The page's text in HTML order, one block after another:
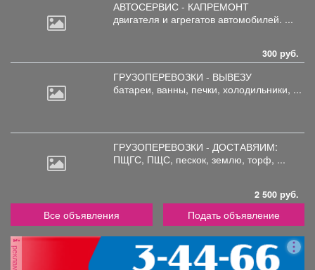
АВТОСЕРВИС - КАПРЕМОНТ
двигателя и агрегатов автомобилей. ...
300 руб.
ГРУЗОПЕРЕВОЗКИ - ВЫВЕЗУ
батареи, ванны, печки, холодильники, ...
ГРУЗОПЕРЕВОЗКИ - ДОСТАВЯИМ:
ПЩГС, ПЩС, пескок, землю, торф, ...
2 500 руб.
Все объявления Подать объявление
реклама